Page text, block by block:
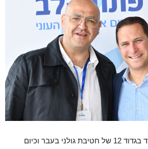
אלעד אפרגן, לוחם ומפקד בגדוד 12 של חטיבת גולני בעבר וכיום